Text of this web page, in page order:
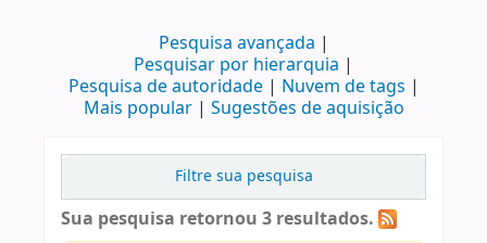
Pesquisa avançada
Pesquisar por hierarquia
Pesquisa de autoridade
Nuvem de tags
Mais popular
Sugestões de aquisição
Filtre sua pesquisa
Sua pesquisa retornou 3 resultados.